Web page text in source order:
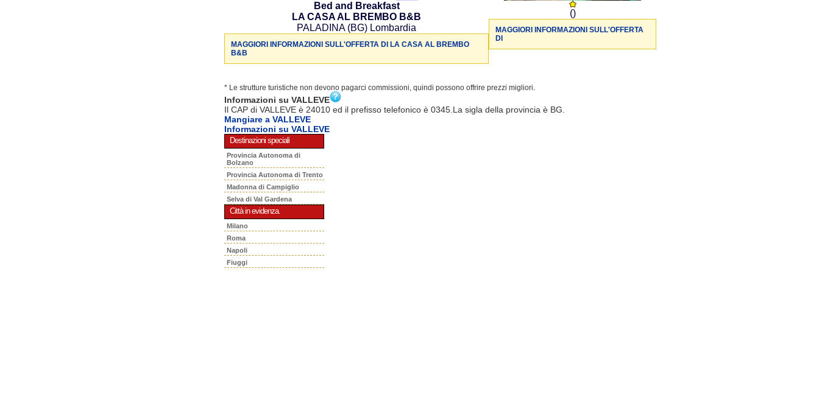
Bed and Breakfast
LA CASA AL BREMBO B&B
PALADINA (BG) Lombardia
MAGGIORI INFORMAZIONI SULL'OFFERTA DI LA CASA AL BREMBO
B&B
()
MAGGIORI INFORMAZIONI SULL'OFFERTA
DI
* Le strutture turistiche non devono pagarci commissioni, quindi possono offrire prezzi migliori.
Informazioni su VALLEVE
Il CAP di VALLEVE è 24010 ed il prefisso telefonico è 0345.La sigla della provincia è BG.
Mangiare a VALLEVE
Informazioni su VALLEVE
Destinazioni speciali
Provincia Autonoma di
Bolzano
Provincia Autonoma di Trento
Madonna di Campiglio
Selva di Val Gardena
Città in evidenza.
Milano
Roma
Napoli
Fiuggi